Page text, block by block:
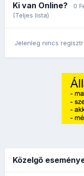
Ki van Online? 0
(Teljes lista)
Jelenleg nincs
Közelgő